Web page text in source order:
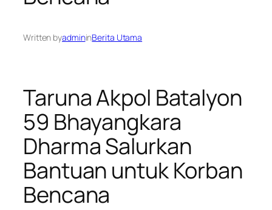
Written byadmininBerita Utama
Taruna Akpol Batalyon
59 Bhayangkara
Dharma Salurkan
Bantuan untuk Korban
Bencana